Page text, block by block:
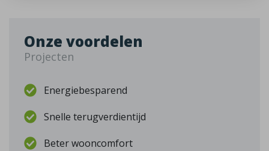
Onze voordelen
Projecten
Energiebesparend
Snelle terugverdientijd
Beter wooncomfort